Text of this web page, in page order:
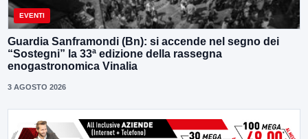
EVENTI
Guardia Sanframondi (Bn): si accende nel segno dei
“Sostegni” la 33ª edizione della rassegna
enogastronomica Vinalia
3 AGOSTO 2026